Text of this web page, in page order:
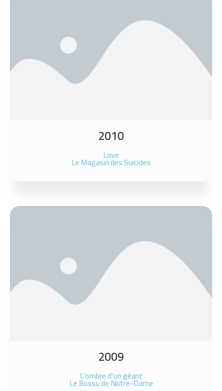
2010
Love
Le Magasin des Suicides
2009
L’ombre d’un géant
Le Bossu de Notre-Dame